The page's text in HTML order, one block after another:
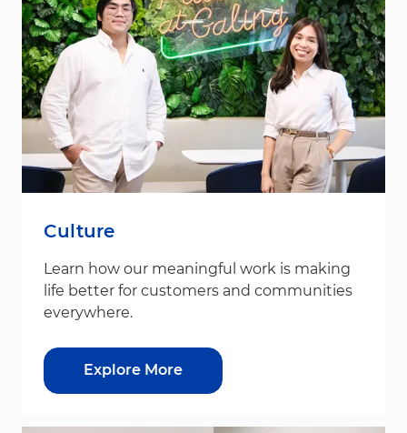
Culture
Learn how our meaningful work is making
life better for customers and communities
everywhere.
Explore More